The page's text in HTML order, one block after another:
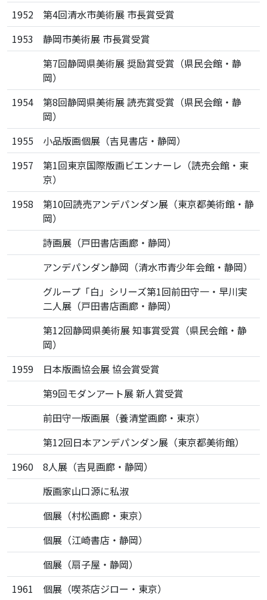
1952
第4回清水市美術展 市長賞受賞
1953
静岡市美術展 市長賞受賞
第7回静岡県美術展 奨励賞受賞（県民会館・静
岡）
1954
第8回静岡県美術展 読売賞受賞（県民会館・静
岡）
1955
小品版画個展（吉見書店・静岡）
1957
第1回東京国際版画ビエンナーレ（読売会館・東
京）
1958
第10回読売アンデパンダン展（東京都美術館・静
岡）
詩画展（戸田書店画廊・静岡）
アンデパンダン静岡（清水市青少年会館・静岡）
グループ「白」シリーズ第1回前田守一・早川実
二人展（戸田書店画廊・静岡）
第12回静岡県美術展 知事賞受賞（県民会館・静
岡）
1959
日本版画協会展 協会賞受賞
第9回モダンアート展 新人賞受賞
前田守一版画展（養清堂画廊・東京）
第12回日本アンデパンダン展（東京都美術館）
1960
8人展（吉見画廊・静岡）
版画家山口源に私淑
個展（村松画廊・東京）
個展（江崎書店・静岡）
個展（扇子屋・静岡）
1961
個展（喫茶店ジロー・東京）